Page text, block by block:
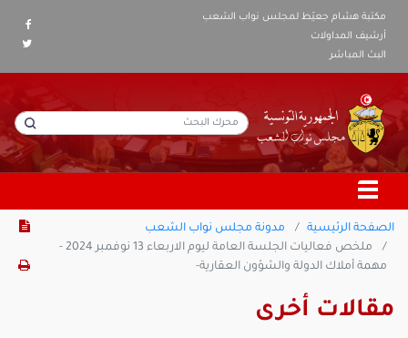
مكتبة هشام جعيّط لمجلس نواب الشعب
أرشيف المداولات
البث المباشر
الصفحة الرئيسية
مدونة مجلس نواب الشعب
ملخص فعاليات الجلسة العامة ليوم الاربعاء 13 نوفمبر 2024 -
مهمة أملاك الدولة والشؤون العقارية-
مقالات أخرى